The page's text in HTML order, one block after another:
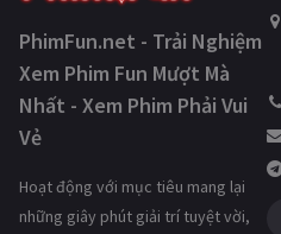
PhimFun.net - Trải Nghiệm
Xem Phim Fun Mượt Mà
Nhất - Xem Phim Phải Vui
Vẻ
Hoạt động với mục tiêu mang lại
những giây phút giải trí tuyệt vời,